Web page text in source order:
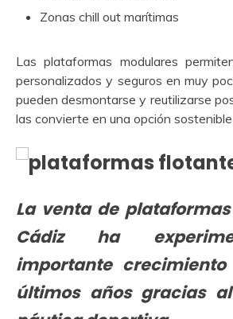
Zonas chill out marítimas
Las plataformas modulares
personalizados y seguros en muy
pueden desmontarse y reutilizarse
las convierte en una opción
La venta de
Cádiz ha
importante
últimos años gracias